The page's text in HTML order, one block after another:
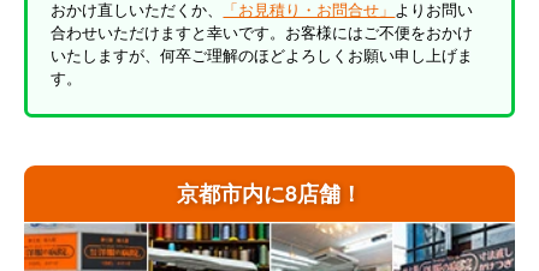
京都市内に8店舗！
おかけ直しいただくか、
「お見積り・お問合せ」 よりお問い
合わせいただけますと幸いです。お客様にはご不便をおかけ
いたしますが、何卒ご理解のほどよろしくお願い申し上げま
す。